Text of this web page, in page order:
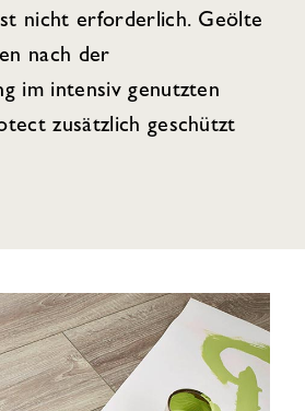
nicht erforderlich. Geölte
nach der
im intensiv genutzten
zusätzlich geschützt